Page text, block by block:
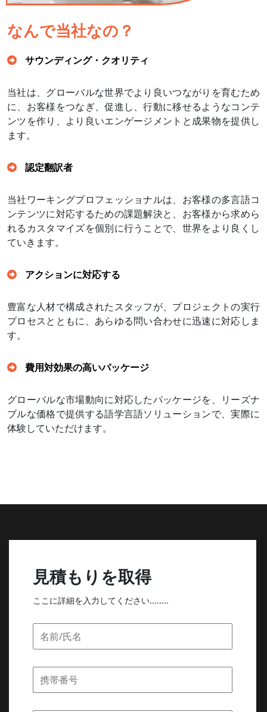
なんで当社なの？
サウンディング・クオリティ
当社は、グローバルな世界でより良いつながりを育むため
に、お客様をつなぎ、促進し、行動に移せるようなコンテ
ンツを作り、より良いエンゲージメントと成果物を提供し
ます。
認定翻訳者
当社ワーキングプロフェッショナルは、お客様の多言語コ
ンテンツに対応するための課題解決と、お客様から求めら
れるカスタマイズを個別に行うことで、世界をより良くし
ていきます。
アクションに対応する
豊富な人材で構成されたスタッフが、プロジェクトの実行
プロセスとともに、あらゆる問い合わせに迅速に対応しま
す。
費用対効果の高いパッケージ
グローバルな市場動向に対応したパッケージを、リーズナ
ブルな価格で提供する語学言語ソリューションで、実際に
体験していただけます。
見積もりを取得
ここに詳細を入力してください........